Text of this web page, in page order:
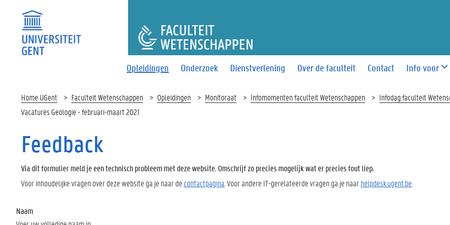
Opleidingen Onderzoek Dienstverlening Over de faculteit Contact Info voor
FACULTEIT WETENSCHAPPEN
Home UGent Faculteit Wetenschappen Opleidingen Monitoraat Infomomenten faculteit Wetenschappen Infodag faculteit
Vacatures Geologie - februari-maart 2021
Feedback
Via dit formulier meld je een technisch probleem met deze website. Omschrijf zo precies mogelijk wat er precies fout liep.
Voor inhoudelijke vragen over deze website ga je naar de contactpagina . Voor andere IT-gerelateerde vragen ga je naarhelpdesk.ugent.be
Naam